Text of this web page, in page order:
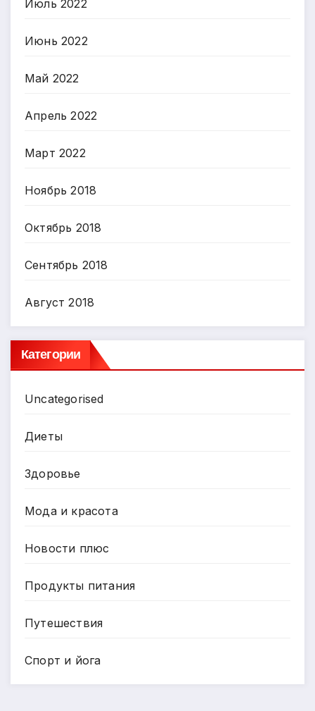
Июль 2022
Июнь 2022
Май 2022
Апрель 2022
Март 2022
Ноябрь 2018
Октябрь 2018
Сентябрь 2018
Август 2018
Категории
Uncategorised
Диеты
Здоровье
Мода и красота
Новости плюс
Продукты питания
Путешествия
Спорт и йога